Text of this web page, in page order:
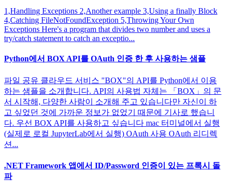
1,Handling Exceptions 2,Another example 3,Using a finally Block
4,Catching FileNotFoundException 5,Throwing Your Own
Exceptions Here's a program that divides two number and uses a
try/catch statement to catch an exceptio...
Python에서 BOX API를 OAuth 인증 한 후 사용하는 샘플
파일 공유 클라우드 서비스 "BOX"의 API를 Python에서 이용
하는 샘플을 소개합니다. API의 사용법 자체는 「BOX」의 문
서 시작해, 다양한 사람이 소개해 주고 있습니다만 자신이 하
고 싶었던 것에 가까운 정보가 없었기 때문에 기사로 했습니
다. 우선 BOX API를 사용하고 싶습니다 mac 터미널에서 실행
(실제로 로컬 JupyterLab에서 실행) OAuth 사용 OAuth 리디렉
션...
.NET Framework 앱에서 ID/Password 인증이 있는 프록시 돌
파